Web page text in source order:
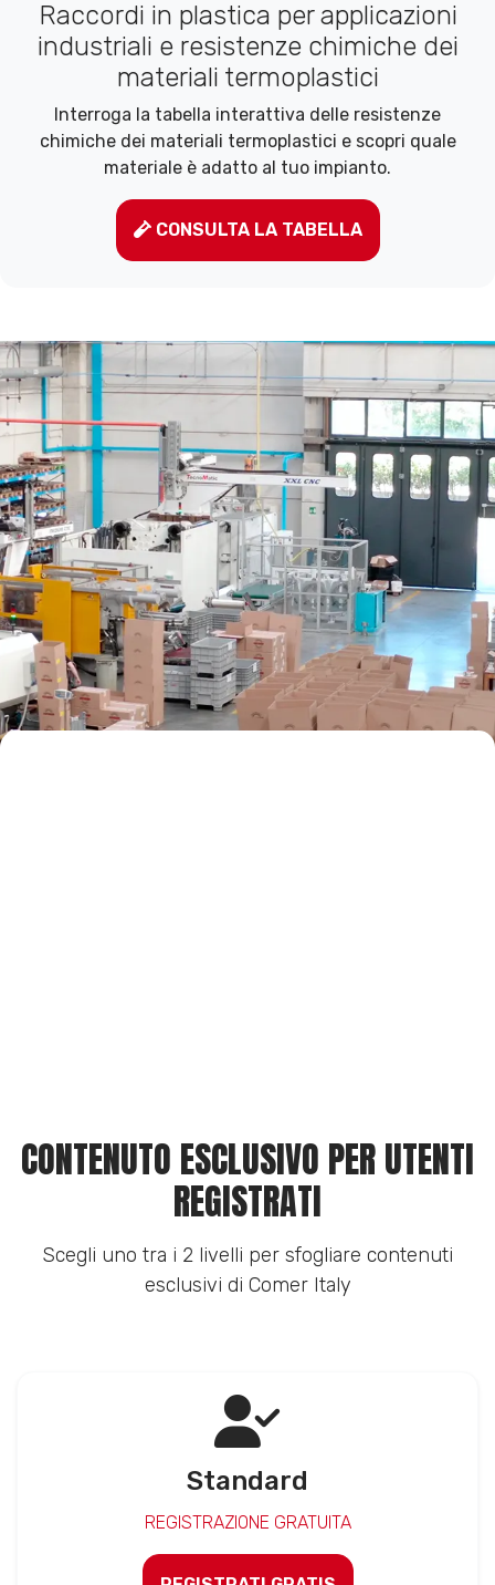
Raccordi in plastica per applicazioni
industriali e resistenze chimiche dei
materiali termoplastici
Interroga la tabella interattiva delle resistenze
chimiche dei materiali termoplastici e scopri quale
materiale è adatto al tuo impianto.
CONSULTA LA TABELLA
CONTENUTO ESCLUSIVO PER UTENTI
REGISTRATI
Scegli uno tra i 2 livelli per sfogliare contenuti
esclusivi di Comer Italy
Standard
REGISTRAZIONE GRATUITA